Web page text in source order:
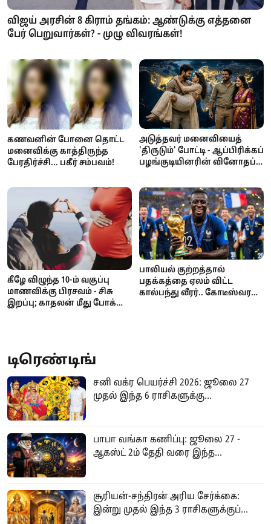
விஜய் அரசின் 8 கிராம் தங்கம்: ஆண்டுக்கு எத்தனை
பேர் பெறுவார்கள்? - முழு விவரங்கள்!
கணவனின் போனை தொட்ட
மனைவிக்கு காத்திருந்த
பேரதிர்ச்சி... பகீர் சம்பவம்!
அடுத்தவர் மனைவியைத்
'திருடும்' போட்டி - ஆப்பிரிக்கப்
பழங்குடியினரின் வினோதப்
கீழே விழுந்த 10-ம் வகுப்பு
மாணவிக்கு பிரசவம் - சிசு
இறப்பு; காதலன் மீது போக்சோ
பாலியல் குற்றத்தால்
பதக்கத்தை ஏலம் விட்ட
கால்பந்து வீரர்.. கோடீஸ்வரன்
டிரெண்டிங்
சனி வக்ர பெயர்ச்சி 2026: ஜூலை 27
முதல் இந்த 6 ராசிகளுக்கு...
பாபா வங்கா கணிப்பு: ஜூலை 27 -
ஆகஸ்ட் 2ம் தேதி வரை இந்த...
சூரியன்-சந்திரன் அரிய சேர்க்கை:
இன்று முதல் இந்த 3 ராசிகளுக்குப்...